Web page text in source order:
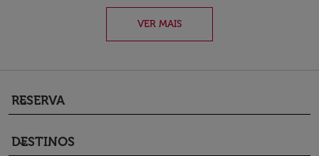
VER MAIS
RESERVA
keyboard_arrow_down
DESTINOS
keyboard_arrow_down